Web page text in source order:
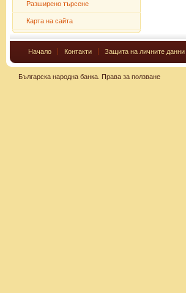
Разширено търсене
Карта на сайта
Начало Контакти Защита на личните данни
Българска народна банка. Права за ползване